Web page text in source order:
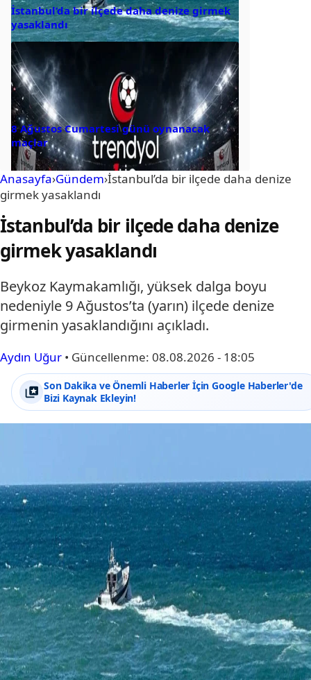
İstanbul’da bir ilçede daha denize girmek
yasaklandı
8 Ağustos Cumartesi günü oynanacak
maçlar
Anasayfa›Gündem›İstanbul’da bir ilçede daha denize
girmek yasaklandı
İstanbul’da bir ilçede daha denize
girmek yasaklandı
Beykoz Kaymakamlığı, yüksek dalga boyu
nedeniyle 9 Ağustos’ta (yarın) ilçede denize
girmenin yasaklandığını açıkladı.
Aydın Uğur • Güncellenme: 08.08.2026 - 18:05
Son Dakika ve Önemli Haberler İçin Google Haberler'de
Bizi Kaynak Ekleyin!